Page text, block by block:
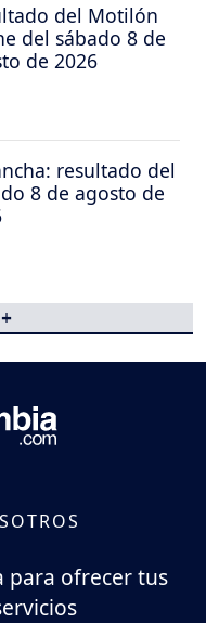
del Motilón
del sábado 8 de
de 2026
resultado del
8 de agosto de
para ofrecer tus